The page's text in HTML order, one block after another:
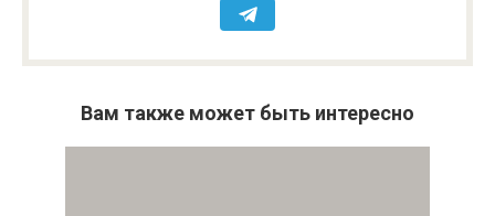
Вам также может быть интересно